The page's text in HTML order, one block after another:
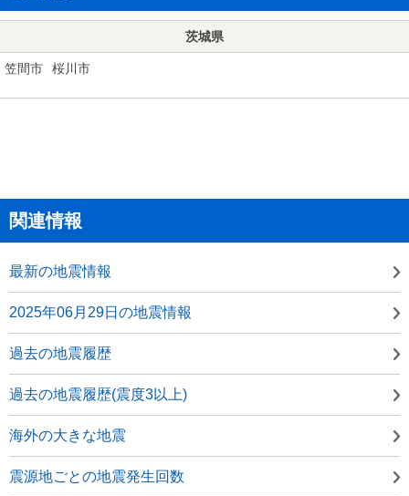
茨城県
笠間市 桜川市
関連情報
最新の地震情報
2025年06月29日の地震情報
過去の地震履歴
過去の地震履歴(震度3以上)
海外の大きな地震
震源地ごとの地震発生回数